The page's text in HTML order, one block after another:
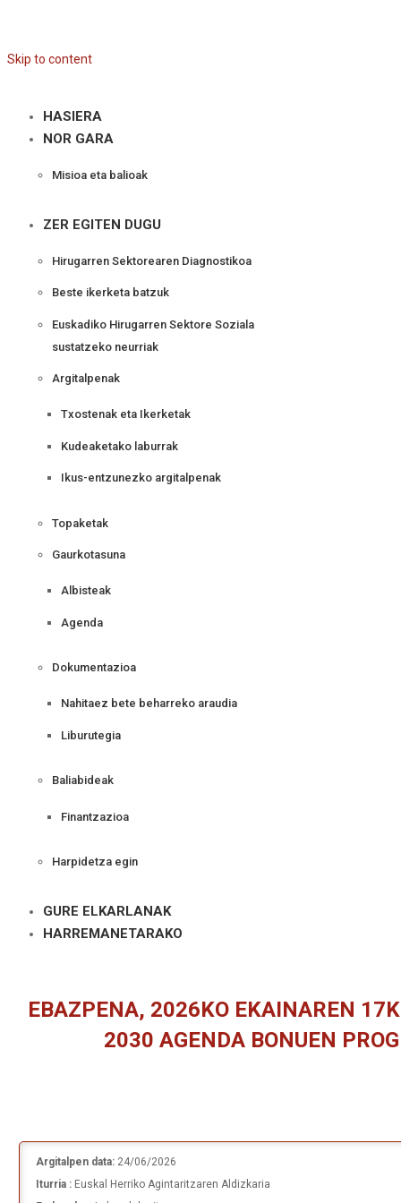
Skip to content
HASIERA
NOR GARA
Misioa eta balioak
ZER EGITEN DUGU
Hirugarren Sektorearen Diagnostikoa
Beste ikerketa batzuk
Euskadiko Hirugarren Sektore Soziala
sustatzeko neurriak
Argitalpenak
Txostenak eta Ikerketak
Kudeaketako laburrak
Ikus-entzunezko argitalpenak
Topaketak
Gaurkotasuna
Albisteak
Agenda
Dokumentazioa
Nahitaez bete beharreko araudia
Liburutegia
Baliabideak
Finantzazioa
Harpidetza egin
GURE ELKARLANAK
HARREMANETARAKO
EBAZPENA, 2026KO EKAINAREN
2030 AGENDA BONUEN
Argitalpen data: 24/06/2026
Iturria : Euskal Herriko Agintaritzaren Aldizkaria